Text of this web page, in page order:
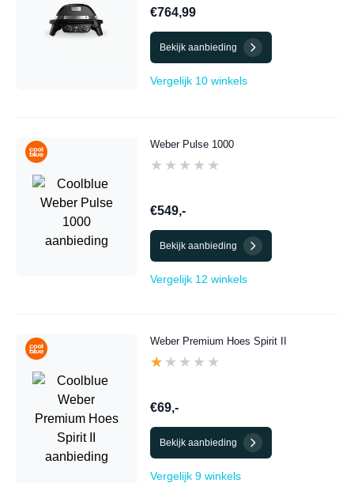
€764,99
Bekijk aanbieding
Vergelijk 10 winkels
Weber Pulse 1000
★★★★★
★★★★★
€549,-
Bekijk aanbieding
Vergelijk 12 winkels
Weber Premium Hoes Spirit II
★★★★★
★★★★★
€69,-
Bekijk aanbieding
Vergelijk 9 winkels